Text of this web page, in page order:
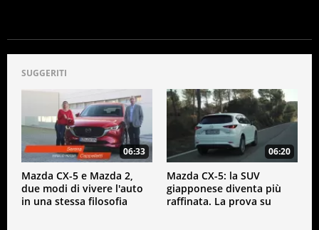
SUGGERITI
06:33
Mazda CX-5 e Mazda 2,
due modi di vivere l'auto
in una stessa filosofia
06:20
Mazda CX-5: la SUV
giapponese diventa più
raffinata. La prova su